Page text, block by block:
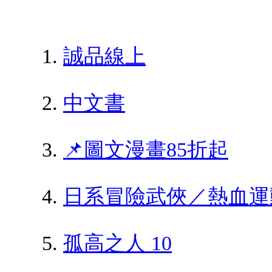
誠品線上
中文書
📌圖文漫畫85折起
日系冒險武俠／熱血
孤高之人 10